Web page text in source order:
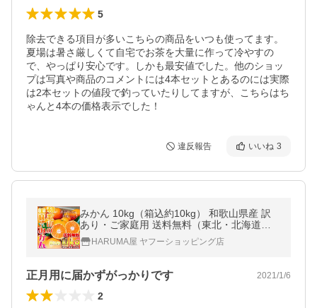
5
除去できる項目が多いこちらの商品をいつも使ってます。
夏場は暑さ厳しくて自宅でお茶を大量に作って冷やすの
で、やっぱり安心です。しかも最安値でした。他のショッ
プは写真や商品のコメントには4本セットとあるのには実際
は2本セットの値段で釣っていたりしてますが、こちらはち
ゃんと4本の価格表示でした！
違反報告 いいね 3
みかん 10kg（箱込約10kg） 和歌山県産 訳
あり・ご家庭用 送料無料（東北・北海道・
沖縄県除く）
HARUMA屋 ヤフーショッピング店
正月用に届かずがっかりです 2021/1/6
2